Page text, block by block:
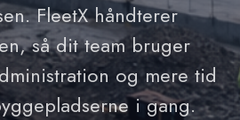
FleetX håndterer
så dit team bruger
og mere tid
i gang.